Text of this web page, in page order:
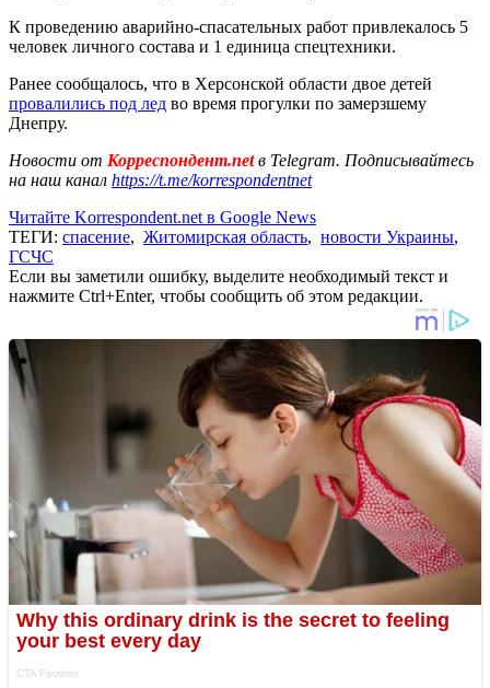
К проведению аварийно-спасательных работ привлекалось 5
человек личного состава и 1 единица спецтехники.
Ранее сообщалось, что в Херсонской области двое детей
провалились под лед во время прогулки по замерзшему
Днепру.
Новости от Корреспондент.netв Telegram. Подписывайтесь
на наш канал https://t.me/korrespondentnet
Читайте Korrespondent.net в Google News
ТЕГИ: спасение, Житомирская область, новости Украины,
ГСЧС
Если вы заметили ошибку, выделите необходимый текст и
нажмите Ctrl+Enter, чтобы сообщить об этом редакции.